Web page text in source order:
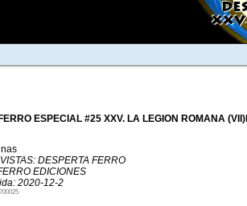
ESPECIAL #25 XXV. LA LEGION ROMANA
DESPERTA FERRO
EDICIONES
2020-12-2